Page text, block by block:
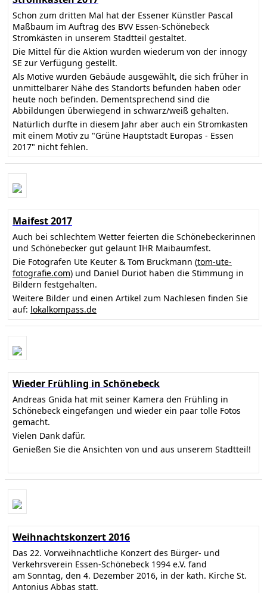
Schon zum dritten Mal hat der Essener Künstler Pascal
Maßbaum im Auftrag des BVV Essen-Schönebeck
Stromkästen in unserem Stadtteil gestaltet.
Die Mittel für die Aktion wurden wiederum von der innogy
SE zur Verfügung gestellt.
Als Motive wurden Gebäude ausgewählt, die sich früher in
unmittelbarer Nähe des Standorts befunden haben oder
heute noch befinden. Dementsprechend sind die
Abbildungen überwiegend in schwarz/weiß gehalten.
Natürlich durfte in diesem Jahr aber auch ein Stromkasten
mit einem Motiv zu "Grüne Hauptstadt Europas - Essen
2017" nicht fehlen.
Maifest 2017
Auch bei schlechtem Wetter feierten die Schönebeckerinnen
und Schönebecker gut gelaunt IHR Maibaumfest.
Die Fotografen Ute Keuter & Tom Bruckmann (tom-ute-
fotografie.com) und Daniel Duriot haben die Stimmung in
Bildern festgehalten.
Weitere Bilder und einen Artikel zum Nachlesen finden Sie
auf: lokalkompass.de
Wieder Frühling in Schönebeck
Andreas Gnida hat mit seiner Kamera den Frühling in
Schönebeck eingefangen und wieder ein paar tolle Fotos
gemacht.
Vielen Dank dafür.
Genießen Sie die Ansichten von und aus unserem Stadtteil!
Weihnachtskonzert 2016
Das 22. Vorweihnachtliche Konzert des Bürger- und
Verkehrsverein Essen-Schönebeck 1994 e.V. fand
am Sonntag, den 4. Dezember 2016, in der kath. Kirche St.
Antonius Abbas statt.